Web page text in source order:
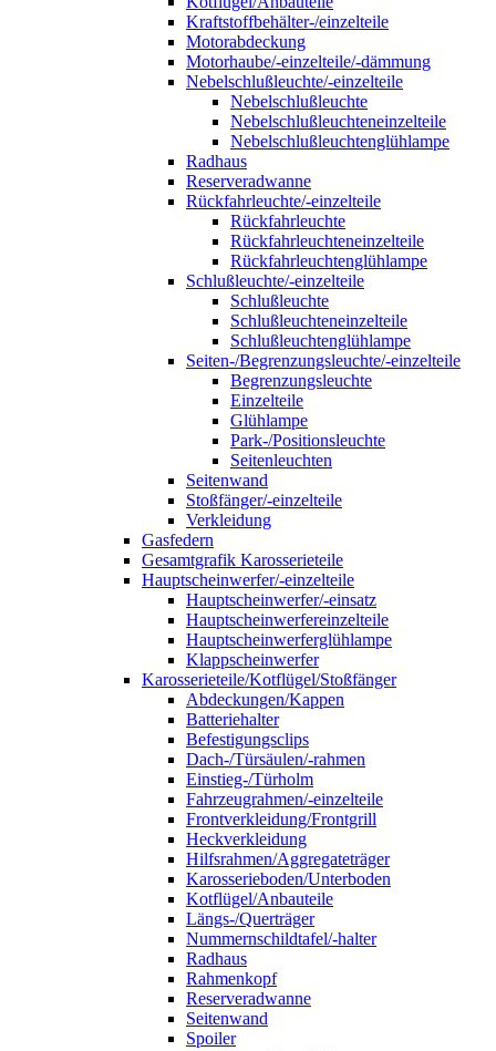
Kraftstoffbehälter-/einzelteile
Motorabdeckung
Motorhaube/-einzelteile/-dämmung
Nebelschlußleuchte/-einzelteile
Nebelschlußleuchte
Nebelschlußleuchteneinzelteile
Nebelschlußleuchtenglühlampe
Radhaus
Reserveradwanne
Rückfahrleuchte/-einzelteile
Rückfahrleuchte
Rückfahrleuchteneinzelteile
Rückfahrleuchtenglühlampe
Schlußleuchte/-einzelteile
Schlußleuchte
Schlußleuchteneinzelteile
Schlußleuchtenglühlampe
Seiten-/Begrenzungsleuchte/-einzelteile
Begrenzungsleuchte
Einzelteile
Glühlampe
Park-/Positionsleuchte
Seitenleuchten
Seitenwand
Stoßfänger/-einzelteile
Verkleidung
Gasfedern
Gesamtgrafik Karosserieteile
Hauptscheinwerfer/-einzelteile
Hauptscheinwerfer/-einsatz
Hauptscheinwerfereinzelteile
Hauptscheinwerferglühlampe
Klappscheinwerfer
Karosserieteile/Kotflügel/Stoßfänger
Abdeckungen/Kappen
Batteriehalter
Befestigungsclips
Dach-/Türsäulen/-rahmen
Einstieg-/Türholm
Fahrzeugrahmen/-einzelteile
Frontverkleidung/Frontgrill
Heckverkleidung
Hilfsrahmen/Aggregateträger
Karosserieboden/Unterboden
Kotflügel/Anbauteile
Längs-/Querträger
Nummernschildtafel/-halter
Radhaus
Rahmenkopf
Reserveradwanne
Seitenwand
Spoiler